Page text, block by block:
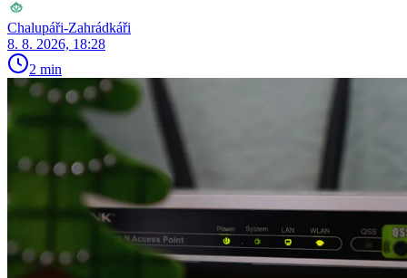
Chalupáři-Zahrádkáři
8. 8. 2026, 18:28
2 min